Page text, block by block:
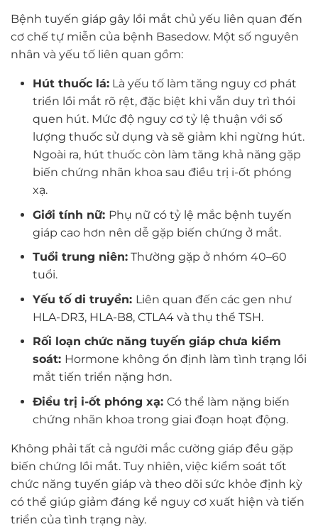
Bệnh tuyến giáp gây lồi mắt chủ yếu liên quan đến
cơ chế tự miễn của bệnh Basedow. Một số nguyên
nhân và yếu tố liên quan gồm:
Hút thuốc lá:Là yếu tố làm tăng nguy cơ phát
triển lồi mắt rõ rệt, đặc biệt khi vẫn duy trì thói
quen hút. Mức độ nguy cơ tỷ lệ thuận với số
lượng thuốc sử dụng và sẽ giảm khi ngừng hút.
Ngoài ra, hút thuốc còn làm tăng khả năng gặp
biến chứng nhãn khoa sau điều trị i-ốt phóng
xạ.
Giới tính nữ: Phụ nữ có tỷ lệ mắc bệnh tuyến
giáp cao hơn nên dễ gặp biến chứng ở mắt.
Tuổi trung niên:Thường gặp ở nhóm 40–60
tuổi.
Yếu tố di truyền: Liên quan đến các gen như
HLA-DR3, HLA-B8, CTLA4 và thụ thể TSH.
Rối loạn chức năng tuyến giáp chưa kiểm
soát: Hormone không ổn định làm tình trạng lồi
mắt tiến triển nặng hơn.
Điều trị i-ốt phóng xạ: Có thể làm nặng biến
chứng nhãn khoa trong giai đoạn hoạt động.
Không phải tất cả người mắc cường giáp đều gặp
biến chứng lồi mắt. Tuy nhiên, việc kiểm soát tốt
chức năng tuyến giáp và theo dõi sức khỏe định kỳ
có thể giúp giảm đáng kể nguy cơ xuất hiện và tiến
triển của tình trạng này.